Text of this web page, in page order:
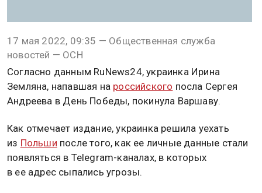
17 мая 2022, 09:35 — Общественная служба
новостей — ОСН
Согласно данным RuNews24, украинка Ирина
Земляна, напавшая на российского посла Сергея
Андреева в День Победы, покинула Варшаву.
Как отмечает издание, украинка решила уехать
из Польши после того, как ее личные данные стали
появляться в Telegram-каналах, в которых
в ее адрес сыпались угрозы.